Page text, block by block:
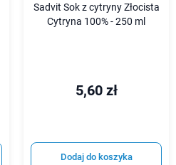
Sadvit Sok z cytryny Złocista
Cytryna 100% - 250 ml
5,60 zł
Dodaj do koszyka